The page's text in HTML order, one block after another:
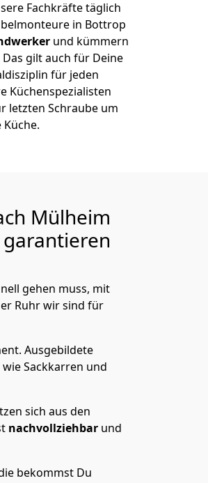
Fachkräfte täglich
in Bottrop
und kümmern
gilt auch für Deine
für jeden
Küchenspezialisten
letzten Schraube um
Küche.
Mülheim
garantieren
gehen muss, mit
Ruhr wir sind für
Ausgebildete
Sackkarren und
sich aus den
nachvollziehbar und
bekommst Du